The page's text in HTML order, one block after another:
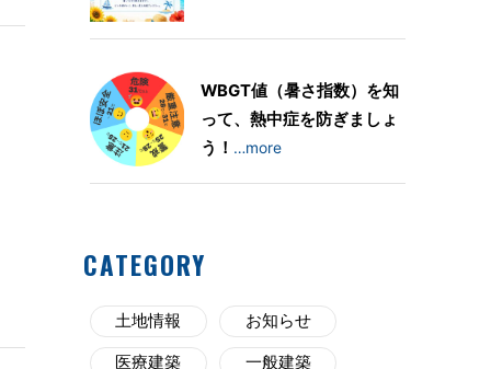
WBGT値（暑さ指数）を知
って、熱中症を防ぎましょ
う！ …more
CATEGORY
土地情報 お知らせ
医療建築 一般建築